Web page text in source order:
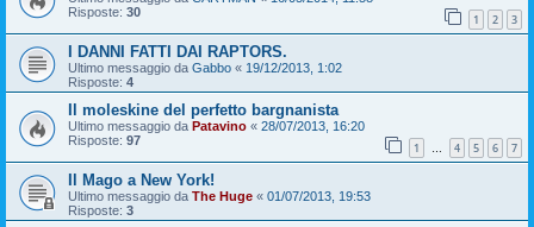
Risposte: 30 1 2 3
I DANNI FATTI DAI RAPTORS.
Ultimo messaggio da Gabbo « 19/12/2013, 1:02
Risposte: 4
Il moleskine del perfetto bargnanista
Ultimo messaggio da Patavino « 28/07/2013, 16:20
Risposte: 97 1 … 4 5 6 7
Il Mago a New York!
Ultimo messaggio da The Huge « 01/07/2013, 19:53
Risposte: 3